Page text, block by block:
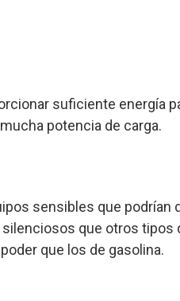
suficiente energía
potencia de carga.
sensibles que podrían
que otros tipos
que los de gasolina.